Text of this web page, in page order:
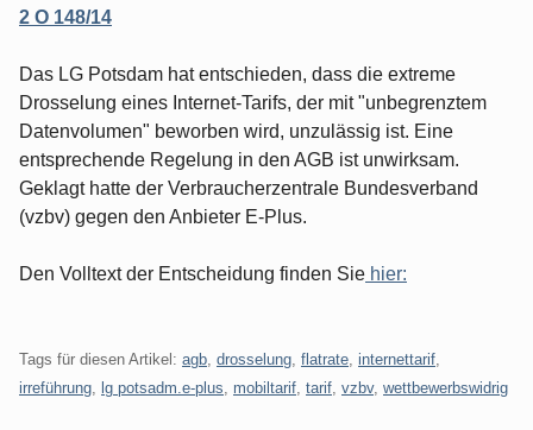
2 O 148/14
Das LG Potsdam hat entschieden, dass die extreme
Drosselung eines Internet-Tarifs, der mit "unbegrenztem
Datenvolumen" beworben wird, unzulässig ist. Eine
entsprechende Regelung in den AGB ist unwirksam.
Geklagt hatte der Verbraucherzentrale Bundesverband
(vzbv) gegen den Anbieter E-Plus.
Den Volltext der Entscheidung finden Sie hier:
Tags für diesen Artikel: agb drosselung flatrate internettarif
irreführung
lg potsadm.e-plus mobiltarif tarif vzbv, wettbewerbswidrig